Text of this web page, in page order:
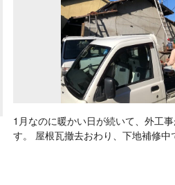
1月なのに暖かい日が続いて、外工
す。 屋根瓦撤去おわり、下地補修中